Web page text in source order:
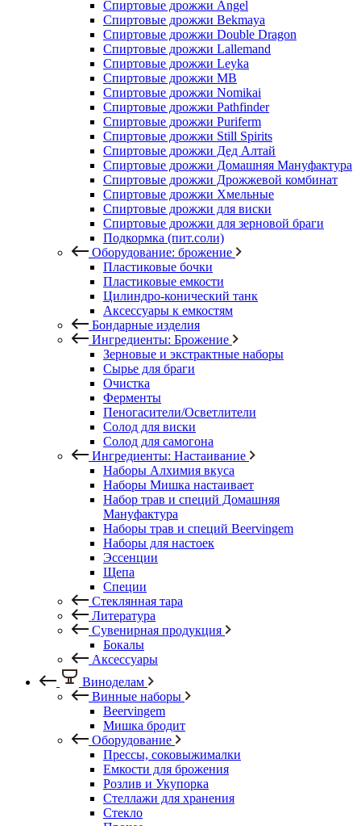
Спиртовые дрожжи Angel
Спиртовые дрожжи Bekmaya
Спиртовые дрожжи Double Dragon
Спиртовые дрожжи Lallemand
Спиртовые дрожжи Leyka
Спиртовые дрожжи MB
Спиртовые дрожжи Nomikai
Спиртовые дрожжи Pathfinder
Спиртовые дрожжи Puriferm
Спиртовые дрожжи Still Spirits
Спиртовые дрожжи Дед Алтай
Спиртовые дрожжи Домашняя Мануфактура
Спиртовые дрожжи Дрожжевой комбинат
Спиртовые дрожжи Хмельные
Спиртовые дрожжи для виски
Спиртовые дрожжи для зерновой браги
Подкормка (пит.соли)
Оборудование: брожение
Пластиковые бочки
Пластиковые емкости
Цилиндро-конический танк
Аксессуары к емкостям
Бондарные изделия
Ингредиенты: Брожение
Зерновые и экстрактные наборы
Сырье для браги
Очистка
Ферменты
Пеногасители/Осветлители
Солод для виски
Солод для самогона
Ингредиенты: Настаивание
Наборы Алхимия вкуса
Наборы Мишка настаивает
Набор трав и специй Домашняя
Мануфактура
Наборы трав и специй Beervingem
Наборы для настоек
Эссенции
Щепа
Специи
Стеклянная тара
Литература
Сувенирная продукция
Бокалы
Аксессуары
Виноделам
Винные наборы
Beervingem
Мишка бродит
Оборудование
Прессы, соковыжималки
Емкости для брожения
Розлив и Укупорка
Стеллажи для хранения
Стекло